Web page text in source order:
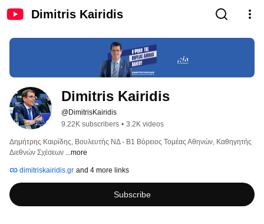
Dimitris Kairidis
Dimitris Kairidis
@DimitrisKairidis
9.22K subscribers • 3.2K videos
Δημήτρης Καιρίδης, Βουλευτής ΝΔ - Β1 Βόρειος Τομέας Αθηνών, Καθηγητής
Διεθνών Σχέσεων ...more
dimitriskairidis.gr and 4 more links
Subscribe